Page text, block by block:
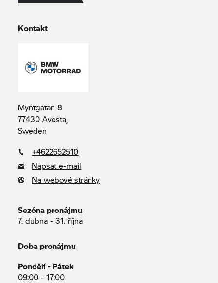
Kontakt
Myntgatan 8
77430 Avesta,
Sweden
+4622652510
Napsat e-mail
Na webové stránky
Sezóna pronájmu
7. dubna - 31. října
Doba pronájmu
Pondělí - Pátek
09:00 - 17:00